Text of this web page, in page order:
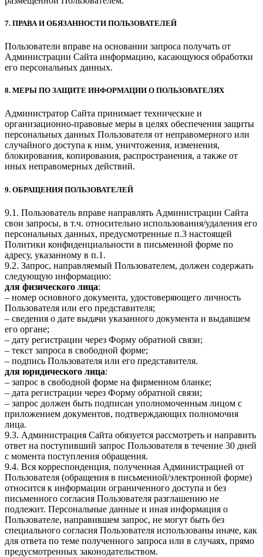
7. ПРАВА И ОБЯЗАННОСТИ ПОЛЬЗОВАТЕЛЕЙ
Пользователи вправе на основании запроса получать от
Администрации Сайта информацию, касающуюся обработки
его персональных данных.
8. МЕРЫ ПО ЗАЩИТЕ ИНФОРМАЦИИ О ПОЛЬЗОВАТЕЛЯХ
Администратор Сайта принимает технические и
организационно-правовые меры в целях обеспечения защиты
персональных данных Пользователя от неправомерного или
случайного доступа к ним, уничтожения, изменения,
блокирования, копирования, распространения, а также от
иных неправомерных действий.
9. ОБРАЩЕНИЯ ПОЛЬЗОВАТЕЛЕЙ
9.1. Пользователь вправе направлять Администрации Сайта
свои запросы, в т.ч. относительно использования/удаления его
персональных данных, предусмотренные п.3 настоящей
Политики конфиденциальности в письменной форме по
адресу, указанному в п.1.
9.2. Запрос, направляемый Пользователем, должен содержать
следующую информацию:
для физического лица:
– номер основного документа, удостоверяющего личность
Пользователя или его представителя;
– сведения о дате выдачи указанного документа и выдавшем
его органе;
– дату регистрации через Форму обратной связи;
– текст запроса в свободной форме;
– подпись Пользователя или его представителя.
для юридического лица:
– запрос в свободной форме на фирменном бланке;
– дата регистрации через Форму обратной связи;
– запрос должен быть подписан уполномоченным лицом с
приложением документов, подтверждающих полномочия
лица.
9.3. Администрация Сайта обязуется рассмотреть и направить
ответ на поступивший запрос Пользователя в течение 30 дней
с момента поступления обращения.
9.4. Вся корреспонденция, полученная Администрацией от
Пользователя (обращения в письменной/электронной форме)
относится к информации ограниченного доступа и без
письменного согласия Пользователя разглашению не
подлежит. Персональные данные и иная информация о
Пользователе, направившем запрос, не могут быть без
специального согласия Пользователя использованы иначе, как
для ответа по теме полученного запроса или в случаях, прямо
предусмотренных законодательством.